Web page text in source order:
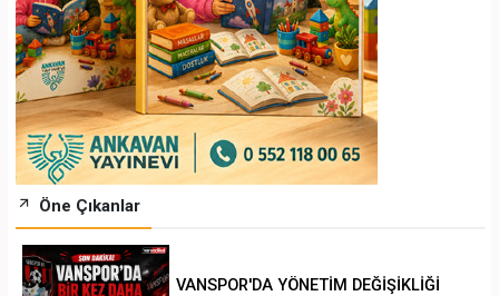
Öne Çıkanlar
VANSPOR'DA YÖNETİM DEĞİŞİKLİĞİ